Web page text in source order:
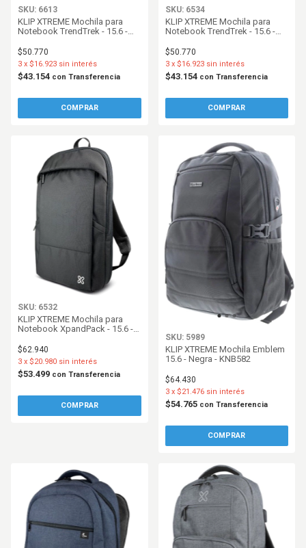
SKU: 6613
KLIP XTREME Mochila para
Notebook TrendTrek - 15.6 -
$50.770
$43.154 con Transferencia
3 x $16.923 sin interés
SKU: 6534
KLIP XTREME Mochila para
Notebook TrendTrek - 15.6 -
$50.770
$43.154 con Transferencia
3 x $16.923 sin interés
SKU: 6532
KLIP XTREME Mochila para
Notebook XpandPack - 15.6 -
$62.940
$53.499 con Transferencia
3 x $20.980 sin interés
SKU: 5989
KLIP XTREME Mochila Emblem
15.6 - Negra - KNB582
$64.430
$54.765 con Transferencia
3 x $21.476 sin interés